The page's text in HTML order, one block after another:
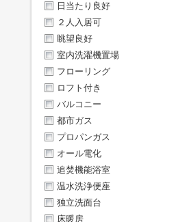
日当たり良好
２人入居可
眺望良好
室内洗濯機置場
フローリング
ロフト付き
バルコニー
都市ガス
プロパンガス
オール電化
追焚機能浴室
温水洗浄便座
独立洗面台
床暖房